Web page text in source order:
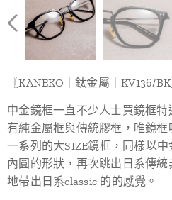
〖KANEKO｜鈦金屬｜KV136/
中金鏡框一直不少人士買鏡框
有純金屬框與傳統膠框，唯鏡
一系列的大SIZE鏡框，同樣以
內圓的形狀，再次跳出日系傳
地帶出日系classic 的的感覺。